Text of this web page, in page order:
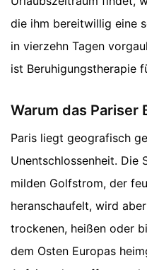
die ihm bereitwillig eine
in vierzehn Tagen
ist Beruhigungstherapie
Warum das Pariser
Paris liegt geografisch
Unentschlossenheit.
milden Golfstrom, der
heranschaufelt, wird
trockenen, heißen oder
dem Osten Europas